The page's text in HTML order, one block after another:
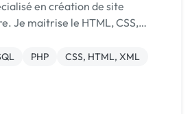
en création de site
Je maitrise le HTML, CSS,
PHP CSS, HTML, XML